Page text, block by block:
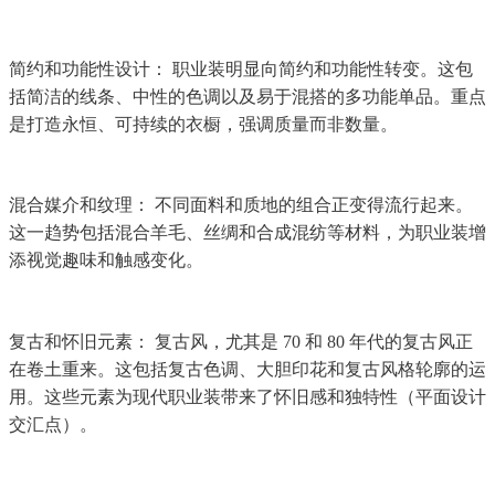
简约和功能性设计： 职业装明显向简约和功能性转变。这包
括简洁的线条、中性的色调以及易于混搭的多功能单品。重点
是打造永恒、可持续的衣橱，强调质量而非数量。
混合媒介和纹理： 不同面料和质地的组合正变得流行起来。
这一趋势包括混合羊毛、丝绸和合成混纺等材料，为职业装增
添视觉趣味和触感变化。
复古和怀旧元素： 复古风，尤其是 70 和 80 年代的复古风正
在卷土重来。这包括复古色调、大胆印花和复古风格轮廓的运
用。这些元素为现代职业装带来了怀旧感和独特性（平面设计
交汇点）。